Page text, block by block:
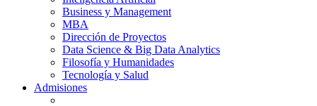
Business y Management
MBA
Dirección de Proyectos
Data Science & Big Data Analytics
Filosofía y Humanidades
Tecnología y Salud
Admisiones